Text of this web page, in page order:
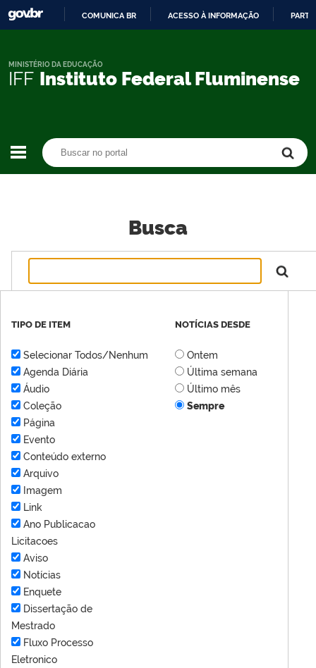
CONTEÚDO
COMUNICA BR ACESSO À INFORMAÇÃO
IFF Instituto Federal Fluminense
MINISTÉRIO DA EDUCAÇÃO
Busca
TIPO DE ITEM
Selecionar Todos/Nenhum
Agenda Diária
Áudio
Coleção
Página
Evento
Conteúdo externo
Arquivo
Imagem
Link
Ano Publicacao
Licitacoes
Aviso
Notícias
Enquete
Dissertação de
Mestrado
Fluxo Processo
Eletronico
NOTÍCIAS DESDE
Ontem
Última semana
Último mês
Sempre